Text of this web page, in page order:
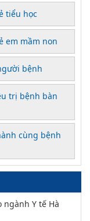
tiểu học
em mầm non
bệnh
trị bệnh bàn
cùng bệnh
Y tế Hà